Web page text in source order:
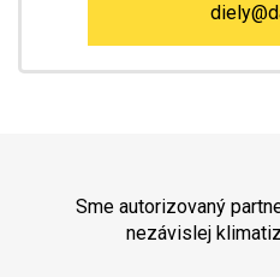
Sme autorizovaný
nezávislej